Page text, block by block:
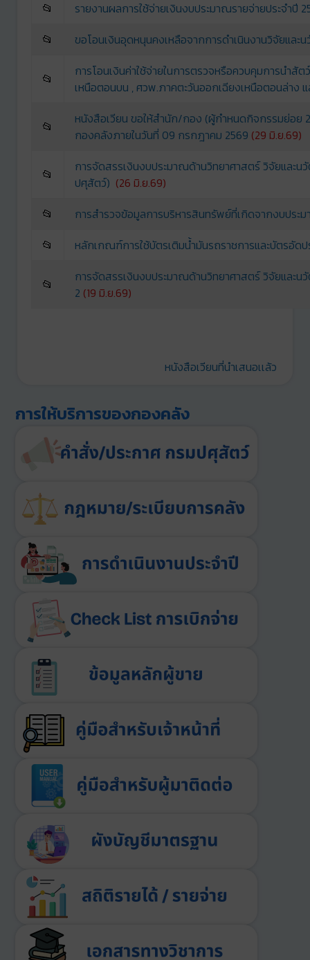
📂
รายงานผลการใช้จ่ายเงินงบประมาณรายจ่ายประจำปี
📂
ขอโอนเงินอุดหนุนคงเหลือจากการดำเนินงานวิจัยแล
📂
การโอนเงินค่าใช้จ่ายในการตรวจหรือควบคุมการนำ
เหนือตอนบน , ศวพ.ภาคตะวันออกเฉียงเหนือตอนล่าง
📂
หนังสือเวียน ขอให้สำนัก/กอง (ผู้กำหนดกิจกรรมย่อย
กองคลังภายในวันที่ 09 กรกฎาคม 2569 (29 มิ.ย.69)
📂
การจัดสรรเงินงบประมาณด้านวิทยาศาสตร์ วิจัยและ
ปศุสัตว์) (26 มิ.ย.69)
📂
การสำรวจฃ้อมูลการบริหารสินทรัพย์ที่เกิดจากงบประ
📂
หลักเกณฑ์การใช้บัตรเติมน้ำมันรถราชการและบัตรอัด
📂
การจัดสรรเงินงบประมาณด้านวิทยาศาสตร์ วิจัยและ
2 (19 มิ.ย.69)
หนังสือเวียนที่นำเสนอเเล้ว
การให้บริการของกองคลัง